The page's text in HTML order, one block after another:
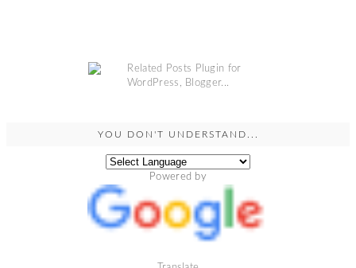
YOU DON'T UNDERSTAND...
Powered by